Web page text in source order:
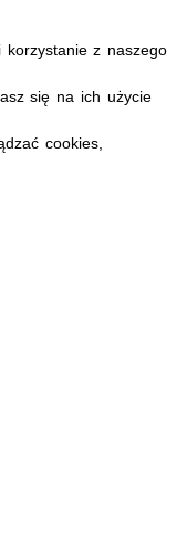
korzystanie z naszego
się na ich użycie
cookies,